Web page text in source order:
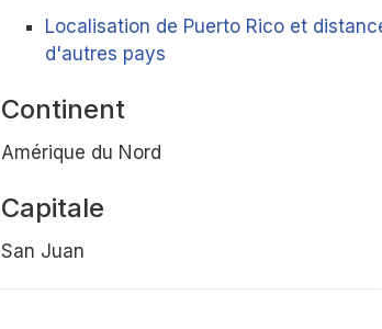
Localisation de Puerto Rico et
d'autres pays
Continent
Amérique du Nord
Capitale
San Juan